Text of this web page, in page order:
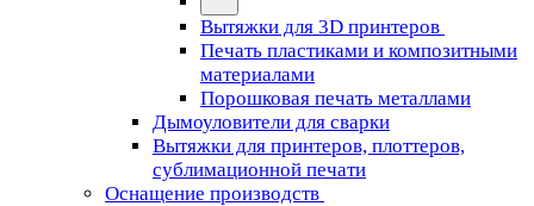
Вытяжки для 3D принтеров
Печать пластиками и композитными
материалами
Порошковая печать металлами
Дымоуловители для сварки
Вытяжки для принтеров, плоттеров,
сублимационной печати
Оснащение производств